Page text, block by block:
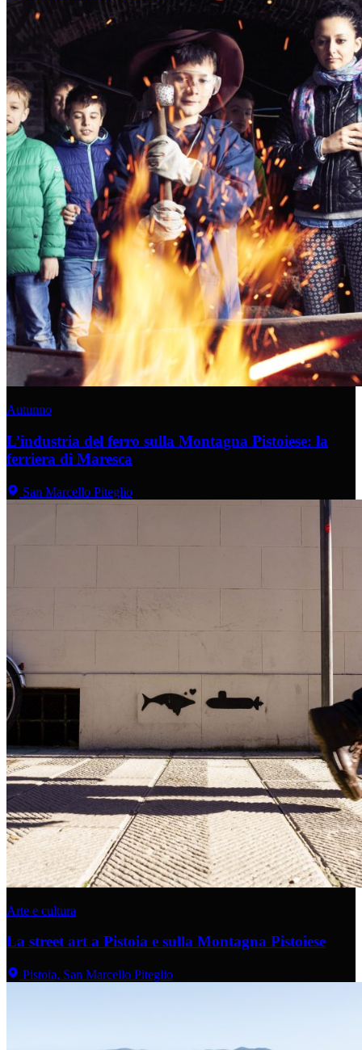
Autunno
L’industria del ferro sulla Montagna Pistoiese: la
ferriera di Maresca
San Marcello Piteglio
Arte e cultura
La street art a Pistoia e sulla Montagna Pistoiese
Pistoia, San Marcello Piteglio